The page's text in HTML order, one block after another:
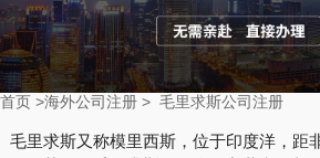
首页 >海外公司注册 > 毛里求斯公司注册
毛里求斯又称模里西斯，位于印度洋，距